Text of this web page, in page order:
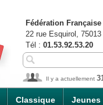
Classique Jeunes
Fédération
22 rue Esquirol,
Tél : 01.53.92.53.20
Il y a actuellement